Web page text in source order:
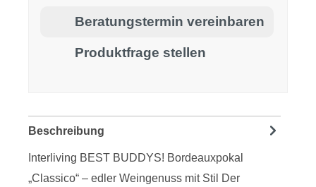
Beratungstermin vereinbaren
Produktfrage stellen
Beschreibung
Interliving BEST BUDDYS! Bordeauxpokal
„Classico“ – edler Weingenuss mit Stil Der